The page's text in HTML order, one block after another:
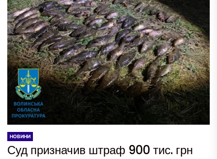
НОВИНИ
Суд призначив штраф 900 тис. грн